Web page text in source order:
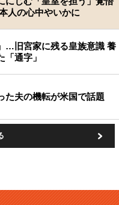
人の心中やいかに
…旧宮家に残る皇族意識 養
通字」
た夫の機転が米国で話題